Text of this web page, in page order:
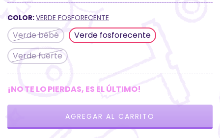
COLOR:VERDE FOSFORECENTE
Verde bebé
Verde fosforecente
Verde fuerte
¡NO TE LO PIERDAS, ES EL ÚLTIMO!